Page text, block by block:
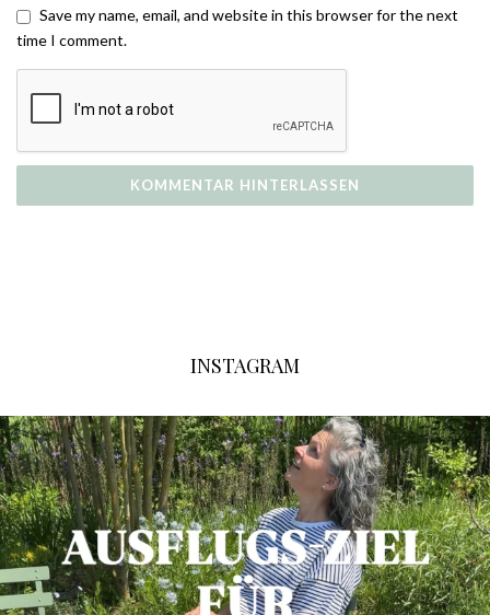
Save my name, email, and website in this browser for the next
time I comment.
INSTAGRAM